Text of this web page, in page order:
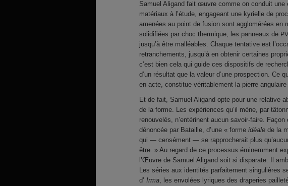
Samuel Aligand fait œuvre comme on conduit une
matériaux à l’étude, engageant une kyrielle de
amenées au point de fusion sont agglomérées en
solidifiées par choc thermique, les panneaux de
jusqu’à être malléables. Chaque tentative est
retranchements, jusqu’à en obtenir certaines
c’est bien cela qui guide ces dispositifs de
d’un résultat que la valeur d’une prospection. Ce
en acte, constitue véritablement la pierre
Et de fait, Samuel Aligand opte pour une relative
de la forme. Les expériences qu’il mène, par
renouvelés, n’entérinent aucun savoir-faire.
dénoncée par Bataille, d’une « forme idéale de la
qui — censément — se rapprocherait plus
être. » Au regard de ce processus éminemment
l’Œuvre de Samuel Aligand soit si disparate. Il
Les séries aux identités parfaitement singulières
d’ Irma, les envolées lyriques des draperies